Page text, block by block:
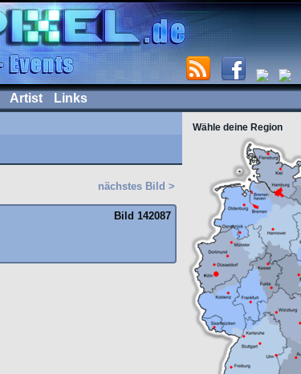
Artist Links
Wähle deine Region
nächstes Bild >
Bild 142087